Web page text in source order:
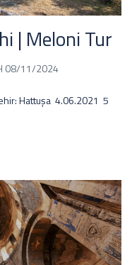
| Meloni Tur
08/11/2024
Hattuşa 4.06.2021 5